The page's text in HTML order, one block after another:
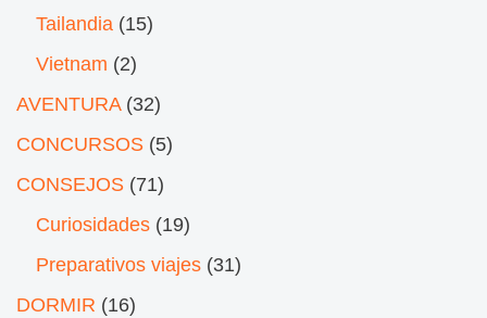
Tailandia (15)
Vietnam (2)
AVENTURA(32)
CONCURSOS (5)
CONSEJOS (71)
Curiosidades (19)
Preparativos viajes (31)
DORMIR (16)